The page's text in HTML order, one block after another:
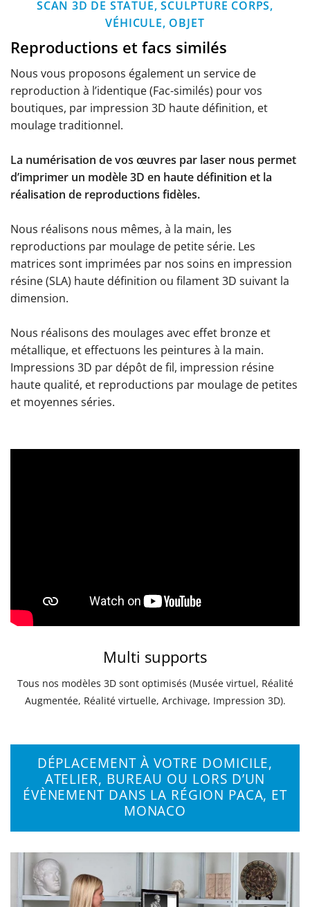
SCAN 3D DE STATUE, SCULPTURE CORPS,
VÉHICULE, OBJET
Reproductions et facs similés
Nous vous proposons également un service de
reproduction à l’identique (Fac-similés) pour vos
boutiques, par impression 3D haute définition, et
moulage traditionnel.
La numérisation de vos œuvres par laser nous permet
d’imprimer un modèle 3D en haute définition et la
réalisation de reproductions fidèles.
Nous réalisons nous mêmes, à la main, les
reproductions par moulage de petite série. Les
matrices sont imprimées par nos soins en impression
résine (SLA) haute définition ou filament 3D suivant la
dimension.
Nous réalisons des moulages avec effet bronze et
métallique, et effectuons les peintures à la main.
Impressions 3D par dépôt de fil, impression résine
haute qualité, et reproductions par moulage de petites
et moyennes séries.
Multi supports
Tous nos modèles 3D sont optimisés (Musée virtuel, Réalité
Augmentée, Réalité virtuelle, Archivage, Impression 3D).
DÉPLACEMENT À VOTRE DOMICILE,
ATELIER, BUREAU OU LORS D’UN
ÉVÈNEMENT DANS LA RÉGION PACA, ET
MONACO